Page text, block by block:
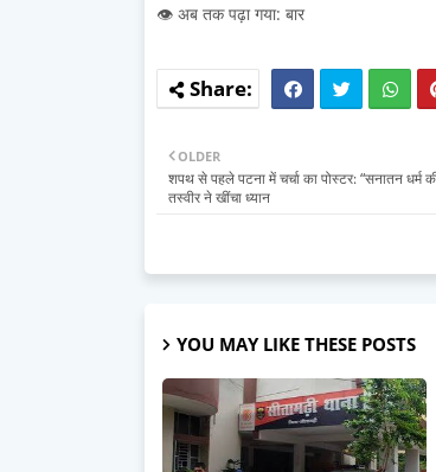
👁️ अब तक पढ़ा गया: बार
OLDER
शपथ से पहले पटना में चर्चा का पोस्टर: “सनातन धर्म
तस्वीर ने खींचा ध्यान
YOU MAY LIKE THESE POSTS